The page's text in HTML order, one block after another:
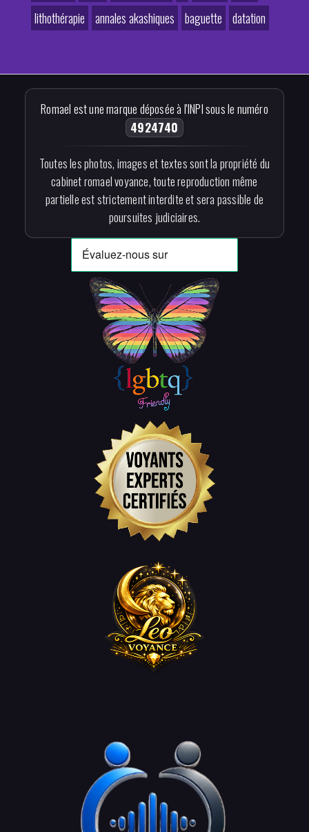
lithothérapie
annales akashiques baguette datation
Romael est une marque déposée à l'INPI sous le numéro
4924740
Toutes les photos, images et textes sont la propriété du
cabinet romael voyance, toute reproduction même
partielle est strictement interdite et sera passible de
poursuites judiciaires.